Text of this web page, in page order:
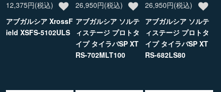
12,375円(税込)
アブガルシア XrossF
ield XSFS-5102ULS
26,950円(税込)
アブガルシア ソルテ
ィステージ プロトタ
イプ タイラバSP XT
RS-702MLT100
26,950円(税込)
アブガルシア ソルテ
ィステージ プロトタ
イプ タイラバSP XT
RS-682LS80